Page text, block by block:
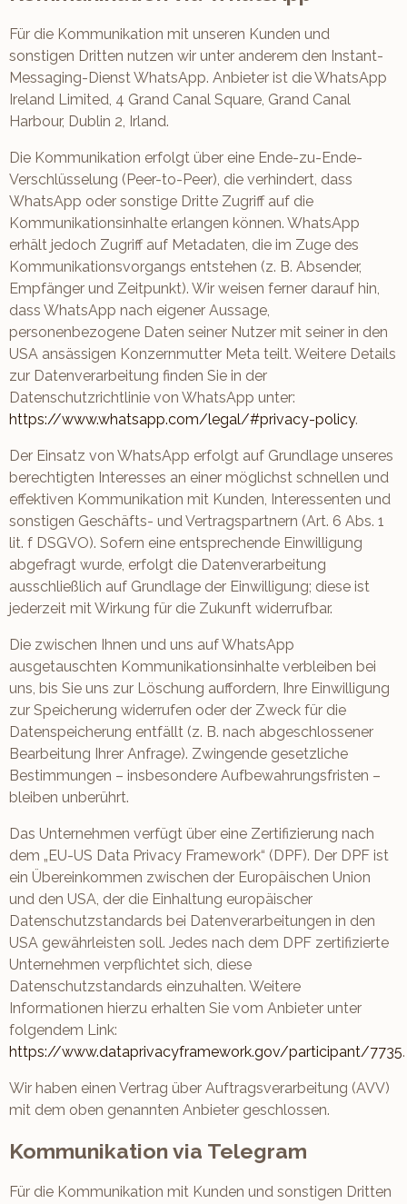
Für die Kommunikation mit unseren Kunden und
sonstigen Dritten nutzen wir unter anderem den Instant-
Messaging-Dienst WhatsApp. Anbieter ist die WhatsApp
Ireland Limited, 4 Grand Canal Square, Grand Canal
Harbour, Dublin 2, Irland.
Die Kommunikation erfolgt über eine Ende-zu-Ende-
Verschlüsselung (Peer-to-Peer), die verhindert, dass
WhatsApp oder sonstige Dritte Zugriff auf die
Kommunikationsinhalte erlangen können. WhatsApp
erhält jedoch Zugriff auf Metadaten, die im Zuge des
Kommunikationsvorgangs entstehen (z. B. Absender,
Empfänger und Zeitpunkt). Wir weisen ferner darauf hin,
dass WhatsApp nach eigener Aussage,
personenbezogene Daten seiner Nutzer mit seiner in den
USA ansässigen Konzernmutter Meta teilt. Weitere Details
zur Datenverarbeitung finden Sie in der
Datenschutzrichtlinie von WhatsApp unter:
https://www.whatsapp.com/legal/#privacy-policy.
Der Einsatz von WhatsApp erfolgt auf Grundlage unseres
berechtigten Interesses an einer möglichst schnellen und
effektiven Kommunikation mit Kunden, Interessenten und
sonstigen Geschäfts- und Vertragspartnern (Art. 6 Abs. 1
lit. f DSGVO). Sofern eine entsprechende Einwilligung
abgefragt wurde, erfolgt die Datenverarbeitung
ausschließlich auf Grundlage der Einwilligung; diese ist
jederzeit mit Wirkung für die Zukunft widerrufbar.
Die zwischen Ihnen und uns auf WhatsApp
ausgetauschten Kommunikationsinhalte verbleiben bei
uns, bis Sie uns zur Löschung auffordern, Ihre Einwilligung
zur Speicherung widerrufen oder der Zweck für die
Datenspeicherung entfällt (z. B. nach abgeschlossener
Bearbeitung Ihrer Anfrage). Zwingende gesetzliche
Bestimmungen – insbesondere Aufbewahrungsfristen –
bleiben unberührt.
Das Unternehmen verfügt über eine Zertifizierung nach
dem „EU-US Data Privacy Framework“ (DPF). Der DPF ist
ein Übereinkommen zwischen der Europäischen Union
und den USA, der die Einhaltung europäischer
Datenschutzstandards bei Datenverarbeitungen in den
USA gewährleisten soll. Jedes nach dem DPF zertifizierte
Unternehmen verpflichtet sich, diese
Datenschutzstandards einzuhalten. Weitere
Informationen hierzu erhalten Sie vom Anbieter unter
folgendem Link:
https://www.dataprivacyframework.gov/participant/7735.
Wir haben einen Vertrag über Auftragsverarbeitung (AVV)
mit dem oben genannten Anbieter geschlossen.
Kommunikation via Telegram
Für die Kommunikation mit Kunden und sonstigen Dritten